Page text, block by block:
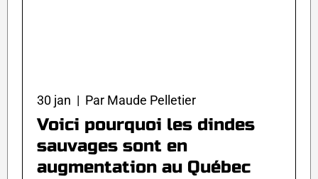
30 jan | Par Maude Pelletier
Voici pourquoi les dindes
sauvages sont en
augmentation au Québec